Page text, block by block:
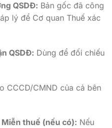
QSDĐ: Bản gốc đã công
lý để Cơ quan Thuế xác
QSDĐ: Dùng để đối chiếu
CCCD/CMND của cả bên
thuế (nếu có): Nếu